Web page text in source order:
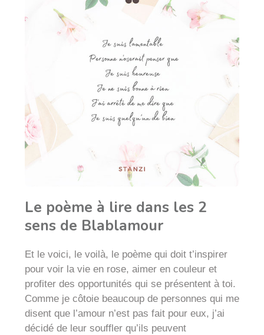
Le poème à lire dans les 2
sens de Blablamour
Et le voici, le voilà, le poème qui doit t’inspirer
pour voir la vie en rose, aimer en couleur et
profiter des opportunités qui se présentent à toi.
Comme je côtoie beaucoup de personnes qui me
disent que l’amour n’est pas fait pour eux, j’ai
décidé de leur souffler qu’ils peuvent